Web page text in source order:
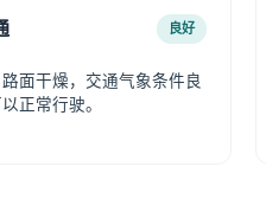
良好
面干燥，交通气象条件良
正常行驶。